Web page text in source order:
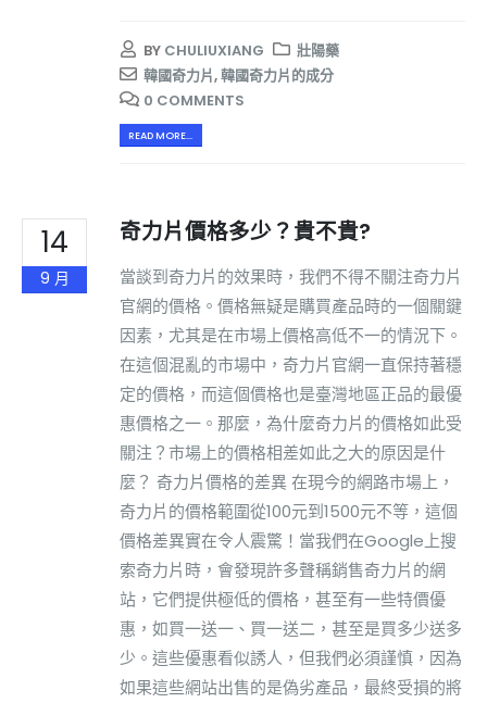
BY CHULIUXIANG
壯陽藥
韓國奇力片,韓國奇力片的成分
0 COMMENTS
READ MORE...
14
9 月
奇力片價格多少？貴不貴?
當談到奇力片的效果時，我們不得不關注奇力片
官網的價格。價格無疑是購買產品時的一個關鍵
因素，尤其是在市場上價格高低不一的情況下。
在這個混亂的市場中，奇力片官網一直保持著穩
定的價格，而這個價格也是臺灣地區正品的最優
惠價格之一。那麼，為什麼奇力片的價格如此受
關注？市場上的價格相差如此之大的原因是什
麼？ 奇力片價格的差異 在現今的網路市場上，
奇力片的價格範圍從100元到1500元不等，這個
價格差異實在令人震驚！當我們在Google上搜
索奇力片時，會發現許多聲稱銷售奇力片的網
站，它們提供極低的價格，甚至有一些特價優
惠，如買一送一、買一送二，甚至是買多少送多
少。這些優惠看似誘人，但我們必須謹慎，因為
如果這些網站出售的是偽劣產品，最終受損的將